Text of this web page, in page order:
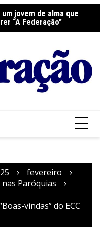
jovem de alma que
“A Federação”
na Paróquia São José
fevereiro
Paróquias
vindas” do ECC